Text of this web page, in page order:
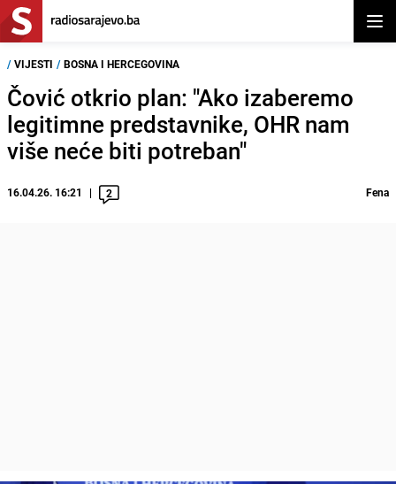
/ VIJESTI / BOSNA I HERCEGOVINA
Čović otkrio plan: "Ako izaberemo
legitimne predstavnike, OHR nam
više neće biti potreban"
16.04.26. 16:21 2 Fena